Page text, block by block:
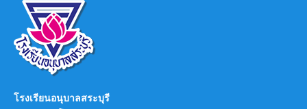
โรงเรียนอนุบาลสระบุรี